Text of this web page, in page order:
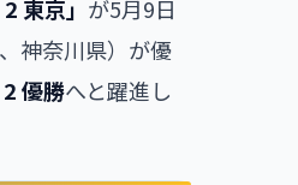
東京」 が5月9日
神奈川県）が優
優勝へと躍進し